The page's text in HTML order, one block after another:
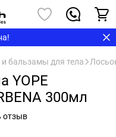
бальзамы для тела
YOPE
300мл
отзыв